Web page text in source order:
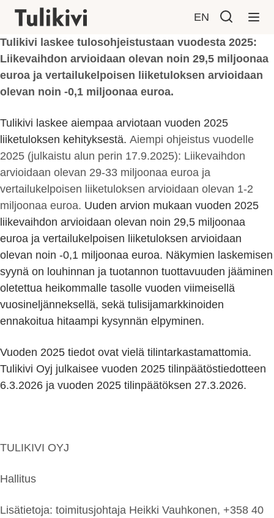
EN
Tulikivi laskee tulosohjeistustaan vuodesta 2025:
Liikevaihdon arvioidaan olevan noin 29,5 miljoonaa
euroa ja vertailukelpoisen liiketuloksen arvioidaan
olevan noin -0,1 miljoonaa euroa.
Tulikivi laskee aiempaa arviotaan vuoden 2025
liiketuloksen kehityksestä. Aiempi ohjeistus vuodelle
2025 (julkaistu alun perin 17.9.2025): Liikevaihdon
arvioidaan olevan 29-33 miljoonaa euroa ja
vertailukelpoisen liiketuloksen arvioidaan olevan 1-2
miljoonaa euroa. Uuden arvion mukaan vuoden 2025
liikevaihdon arvioidaan olevan noin 29,5 miljoonaa
euroa ja vertailukelpoisen liiketuloksen arvioidaan
olevan noin -0,1 miljoonaa euroa. Näkymien laskemisen
syynä on louhinnan ja tuotannon tuottavuuden jääminen
oletettua heikommalle tasolle vuoden viimeisellä
vuosineljänneksellä, sekä tulisijamarkkinoiden
ennakoitua hitaampi kysynnän elpyminen.
Vuoden 2025 tiedot ovat vielä tilintarkastamattomia.
Tulikivi Oyj julkaisee vuoden 2025 tilinpäätöstiedotteen
6.3.2026 ja vuoden 2025 tilinpäätöksen 27.3.2026.
TULIKIVI OYJ
Hallitus
Lisätietoja: toimitusjohtaja Heikki Vauhkonen, +358 40